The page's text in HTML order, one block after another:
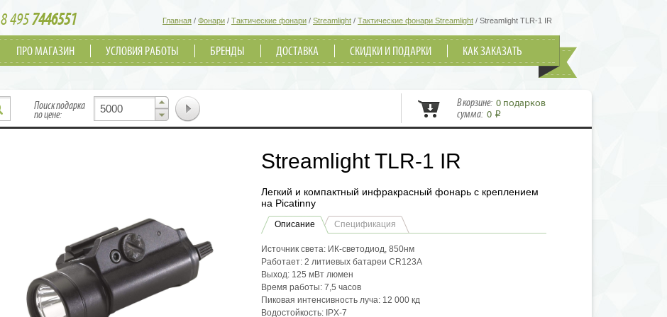
8 4957446551 Главная / Фонари / Тактические фонари / Streamlight / Тактические фонари Streamlight / Streamlight TLR-1 IR
ПРО МАГАЗИН УСЛОВИЯ РАБОТЫ БРЕНДЫ ДОСТАВКА СКИДКИ И ПОДАРКИ КАК ЗАКАЗАТЬ
Поиск подарка
по цене:
В корзине: 0 подарков
сумма: 0 i
Streamlight TLR-1 IR
Легкий и компактный инфракрасный фонарь с креплением
на Picatinny
Описание Спецификация
Источник света: ИК-светодиод, 850нм
Работает: 2 литиевых батареи CR123A
Выход: 125 мВт люмен
Время работы: 7,5 часов
Пиковая интенсивность луча: 12 000 кд
Водостойкость: IPX-7